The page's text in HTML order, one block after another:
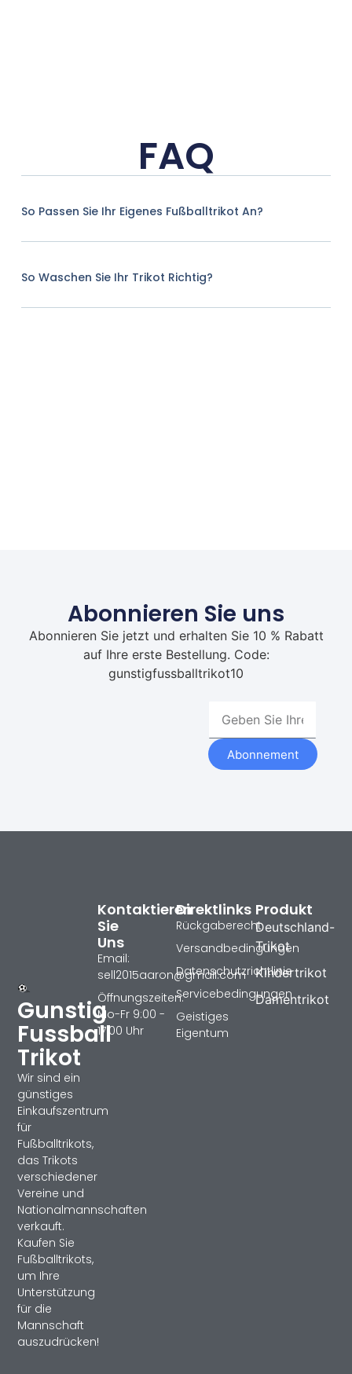
FAQ
So Passen Sie Ihr Eigenes Fußballtrikot An?
So Waschen Sie Ihr Trikot Richtig?
Abonnieren Sie uns
Abonnieren Sie jetzt und erhalten Sie 10 % Rabatt
auf Ihre erste Bestellung. Code:
gunstigfussballtrikot10
Abonnement
Gunstig
Fussball
Trikot
Wir sind ein
günstiges
Einkaufszentrum
für
Fußballtrikots,
das Trikots
verschiedener
Vereine und
Nationalmannschaften
verkauft.
Kaufen Sie
Fußballtrikots,
um Ihre
Unterstützung
für die
Mannschaft
auszudrücken!
Produkt
Deutschland-
Trikot
Kindertrikot
Damentrikot
Direktlinks
Rückgaberecht
Versandbedingungen
Datenschutzrichtlinie
Servicebedingungen
Geistiges
Eigentum
Kontaktieren
Sie
Uns
Email:
sell2015aaron@gmail.com
Öffnungszeiten:
Mo-Fr 9:00 -
17:00 Uhr